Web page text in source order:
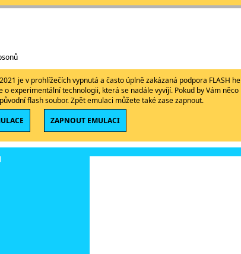
je v prohlížečích vypnutá a často úplně zakázaná podpora FLASH
o experimentální technologii, která se nadále vyvíjí. Pokud by Vám
flash soubor. Zpět emulaci můžete také zase zapnout.
ZAPNOUT EMULACI